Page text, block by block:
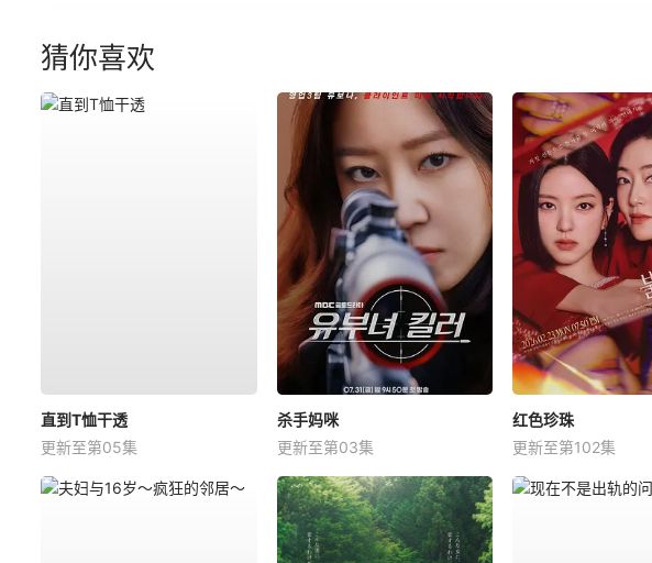
猜你喜欢
直到T恤干透
更新至第05集
杀手妈咪
更新至第03集
红色珍珠
更新至第102集